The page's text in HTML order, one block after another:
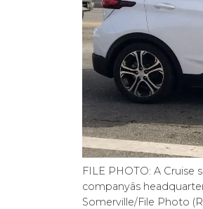
FILE PHOTO: A Cruise
companyâs
Somerville/File Photo